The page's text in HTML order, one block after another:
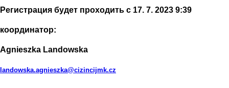
Регистрация будет проходить с 17. 7. 2023 9:39
координатор:
Agnieszka Landowska
landowska.agnieszka@cizincijmk.cz